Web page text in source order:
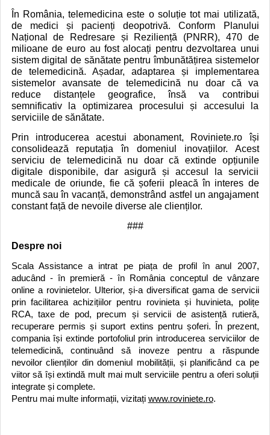
În România, telemedicina este o soluție tot mai utilizată,
de medici și pacienți deopotrivă. Conform Planului
Național de Redresare și Reziliență (PNRR), 470 de
milioane de euro au fost alocați pentru dezvoltarea unui
sistem digital de sănătate pentru îmbunătățirea sistemelor
de telemedicină. Așadar, adaptarea și implementarea
sistemelor avansate de telemedicină nu doar că va
reduce distanțele geografice, însă va contribui
semnificativ la optimizarea procesului și accesului la
serviciile de sănătate.
Prin introducerea acestui abonament, Roviniete.ro își
consolidează reputația în domeniul inovațiilor. Acest
serviciu de telemedicină nu doar că extinde opțiunile
digitale disponibile, dar asigură și accesul la servicii
medicale de oriunde, fie că șoferii pleacă în interes de
muncă sau în vacanță, demonstrând astfel un angajament
constant față de nevoile diverse ale clienților.
###
Despre noi
Scala Assistance a intrat pe piața de profil în anul 2007,
aducând - în premieră - în România conceptul de vânzare
online a rovinietelor. Ulterior, și-a diversificat gama de servicii
prin facilitarea achizițiilor pentru rovinieta și huvinieta, polițe
RCA, taxe de pod, precum și servicii de asistență rutieră,
recuperare permis și suport extins pentru șoferi. În prezent,
compania își extinde portofoliul prin introducerea serviciilor de
telemedicină, continuând să inoveze pentru a răspunde
nevoilor clienților din domeniul mobilității, și planificând ca pe
viitor să își extindă mult mai mult serviciile pentru a oferi soluții
integrate și complete.
Pentru mai multe informații, vizitați www.roviniete.ro.